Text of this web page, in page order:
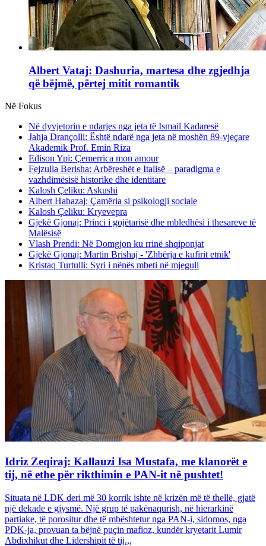
Albert Vataj: Dashuria, martesa dhe zgjedhja
që bëjmë, përtej mitit romantik
Në Fokus
Në dyvjetorin e ndarjes nga jeta të Ismail Kadaresë
Jahja Drançolli: Është ndarë nga jeta në moshën 89-vjeçare
Akademik Prof. Emin Riza
Edison Ypi: Çemerrica mon amour
Fejzulla Berisha: Arbëreshët e Italisë – paradigma e
vazhdimësisë historike dhe identitare
Kalosh Çeliku: Askushi
Albert Habazaj: Çamëria si psikologji sociale
Kalosh Çeliku: Kryevepra
Gjekë Gjonaj: Princi i gojëtarisë dhe mbledhësi i thesareve të
Malësisë
Vlash Prendi: Në Domgjon ku rrinë shqiponjat
Gjekë Gjonaj: Martin Brishaj - 'Zhbërja e kufirit etnik'
Kristaq Turtulli: Syri i nënës mbeti në mjegull
Idriz Zeqiraj: Kallauzi Isa Mustafa, me klanorët e
tij, në ethe për rikthimin e PAN-it në pushtet!
Situata në LDK deri më 30 korrik ishte në krizën më të thellë, gjatë
një dekade e gjysmë. Një grup të pakënaqurish, në hierarkinë
partiake, të porositur dhe të mbështetur nga PAN-i, sidomos, nga
PDK-ja, provuan ta bëjnë puçin mafioz, kundër kryetarit Lumir
Abdixhikut dhe Lidershipit të tij.,,